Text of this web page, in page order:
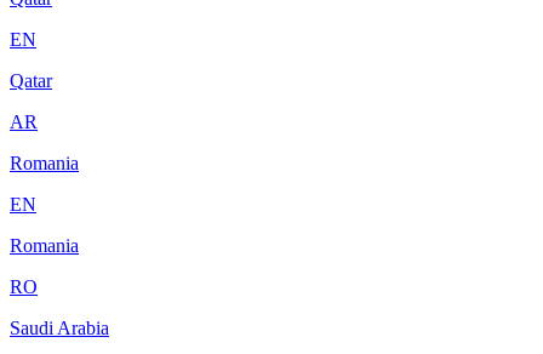
EN
Qatar
AR
Romania
EN
Romania
RO
Saudi Arabia